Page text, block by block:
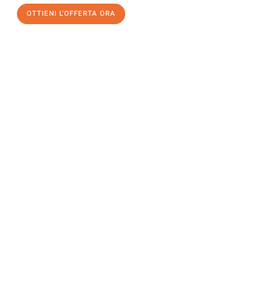
OTTIENI L'OFFERTA ORA